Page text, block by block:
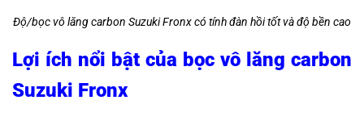
Độ/bọc vô lăng carbon Suzuki Fronx có tính đàn hồi tốt và độ bền cao
Lợi ích nổi bật của bọc vô lăng carbon
Suzuki Fronx